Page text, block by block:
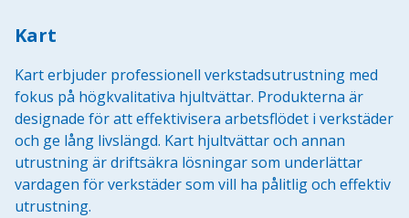
Kart
Kart erbjuder professionell verkstadsutrustning med
fokus på högkvalitativa hjultvättar. Produkterna är
designade för att effektivisera arbetsflödet i verkstäder
och ge lång livslängd. Kart hjultvättar och annan
utrustning är driftsäkra lösningar som underlättar
vardagen för verkstäder som vill ha pålitlig och effektiv
utrustning.